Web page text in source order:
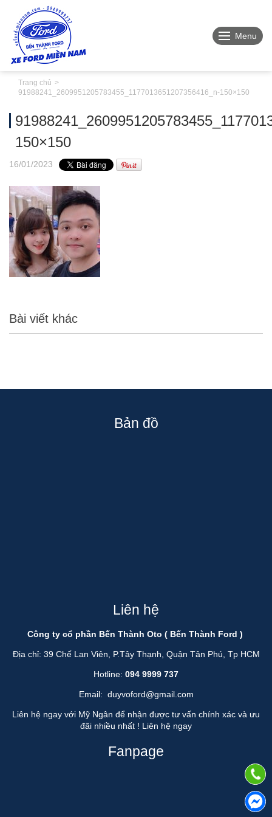
Menu
Trang chủ
91988241_2609951205783455_1177013651207356416_n-150×150
150×150
16/01/2023
Bài viết khác
Bản đồ
Liên hệ
Công ty cổ phần Bến Thành Oto ( Bến Thành Ford )
Địa chỉ: 39 Chế Lan Viên, P.Tây Thạnh, Quận Tân Phú, Tp HCM
Hotline: 094 9999 737
Email: duyvoford@gmail.com
Liên hệ ngay với Mỹ Ngân để nhận được tư vấn chính xác và ưu
đãi nhiều nhất ! Liên hệ ngay
Fanpage